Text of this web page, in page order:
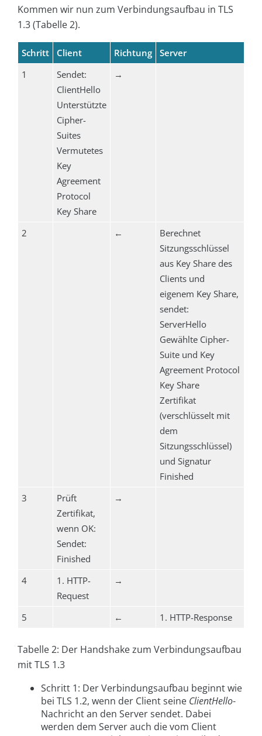
Kommen wir nun zum Verbindungsaufbau in TLS
1.3 (Tabelle 2).
Schritt Client Richtung
Server
1
Sendet:
ClientHello
Unterstützte
Cipher-
Suites
Vermutetes
Key
Agreement
Protocol
Key Share
→
2 ←
Berechnet
Sitzungsschlüssel
aus Key Share des
Clients und
eigenem Key Share,
sendet:
ServerHello
Gewählte Cipher-
Suite und Key
Agreement Protocol
Key Share
Zertifikat
(verschlüsselt mit
dem
Sitzungsschlüssel)
und Signatur
Finished
3
Prüft
Zertifikat,
wenn OK:
Sendet:
Finished
→
4
1. HTTP-
Request
→
5 ← 1. HTTP-Response
Tabelle 2: Der Handshake zum Verbindungsaufbau
mit TLS 1.3
Schritt 1: Der Verbindungsaufbau beginnt wie
bei TLS 1.2, wenn der Client seine ClientHello-
Nachricht an den Server sendet. Dabei
werden dem Server auch die vom Client